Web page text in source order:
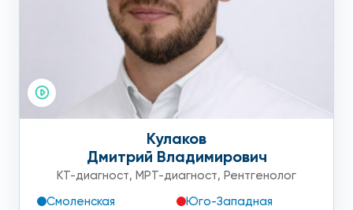
Кулаков
Дмитрий Владимирович
КТ-диагност, МРТ-диагност, Рентгенолог
Смоленская
Юго-Западная